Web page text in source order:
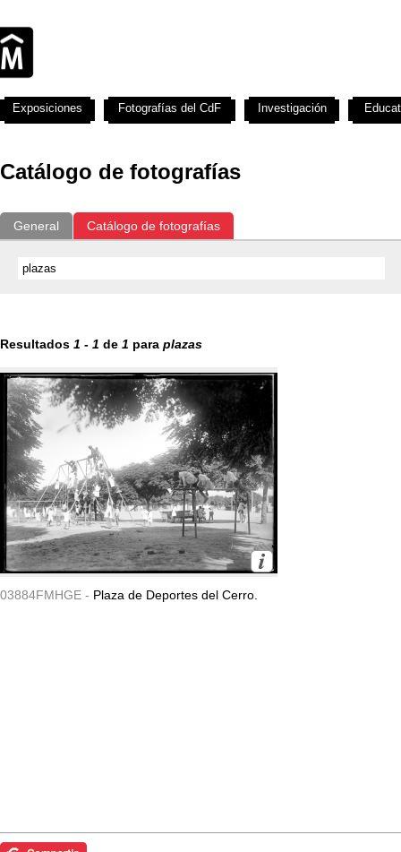
Catálogo de fotografías
General Catálogo de fotografías
Resultados 1 - 1 de 1 para plazas
03884FMHGE - Plaza de Deportes del Cerro.
Exposiciones Fotografías del CdF Investigación